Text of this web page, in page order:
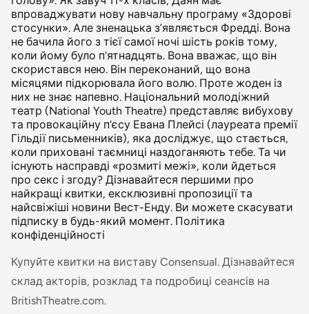
впроваджувати нову навчальну програму «Здорові
стосунки». Але зненацька з’являється Фредді. Вона
не бачила його з тієї самої ночі шість років тому,
коли йому було п'ятнадцять. Вона вважає, що він
скористався нею. Він переконаний, що вона
місяцями підкорювала його волю. Проте жоден із
них не знає напевно. Національний молодіжний
театр (National Youth Theatre) представляє вибухову
та провокаційну п'єсу Евана Плейсі (лауреата премії
Гільдії письменників), яка досліджує, що стається,
коли приховані таємниці наздоганяють тебе. Та чи
існують насправді «розмиті межі», коли йдеться
про секс і згоду? Дізнавайтеся першими про
найкращі квитки, ексклюзивні пропозиції та
найсвіжіші новини Вест-Енду. Ви можете скасувати
підписку в будь-який момент. Політика
конфіденційності
Купуйте квитки на виставу Consensual. Дізнавайтеся
склад акторів, розклад та подробиці сеансів на
BritishTheatre.com.